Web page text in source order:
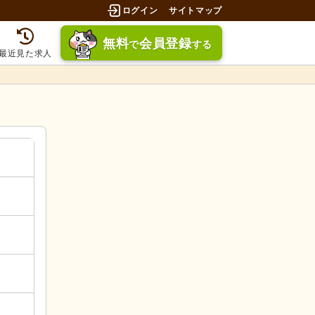
ログイン サイトマップ
近見た求人
無料で会員登録する